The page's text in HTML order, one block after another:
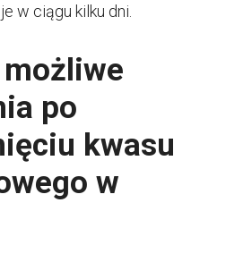
w ciągu kilku dni.
po
kwasu
w